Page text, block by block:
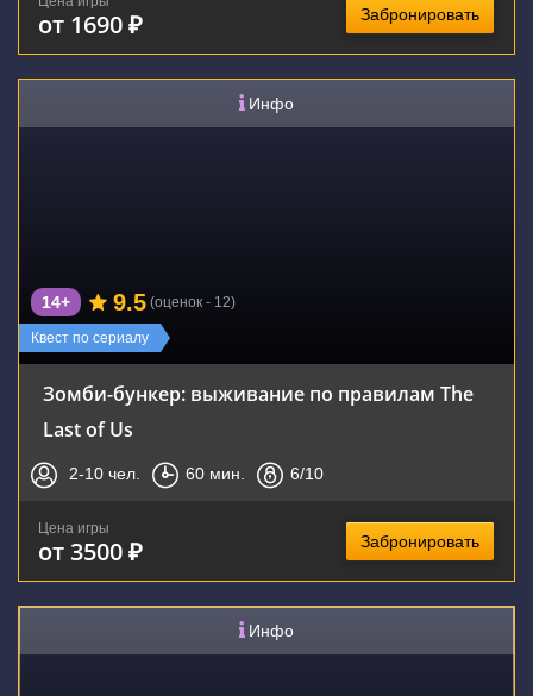
от 1690 ₽ Забронировать
Инфо
Квест по сериалу
14+ 9.5 (оценок - 12)
Зомби-бункер: выживание по правилам The
Last of Us
2-10 чел. 60 мин. 6/10
Цена игры
от 3500 ₽ Забронировать
Инфо